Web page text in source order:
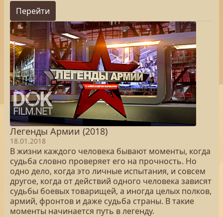
Перейти
Легенды Армии (2018)
18.01.2018
В жизни каждого человека бывают моменты, когда
судьба словно проверяет его на прочность. Но
одно дело, когда это личные испытания, и совсем
другое, когда от действий одного человека зависят
судьбы боевых товарищей, а иногда целых полков,
армий, фронтов и даже судьба страны. В такие
моменты начинается путь в легенду.